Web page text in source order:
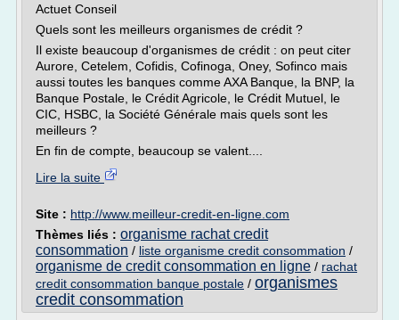
Actuet Conseil
Quels sont les meilleurs organismes de crédit ?
Il existe beaucoup d'organismes de crédit : on peut citer
Aurore, Cetelem, Cofidis, Cofinoga, Oney, Sofinco mais
aussi toutes les banques comme AXA Banque, la BNP, la
Banque Postale, le Crédit Agricole, le Crédit Mutuel, le
CIC, HSBC, la Société Générale mais quels sont les
meilleurs ?
En fin de compte, beaucoup se valent....
Lire la suite
Site : http://www.meilleur-credit-en-ligne.com
Thèmes liés : organisme rachat credit
consommation / liste organisme credit consommation /
organisme de credit consommation en ligne / rachat
credit consommation banque postale / organismes
credit consommation